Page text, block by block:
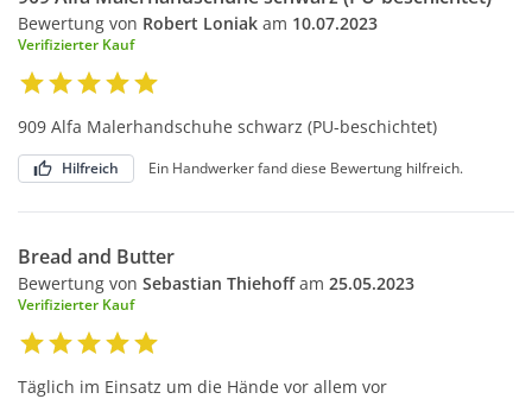
Bewertung von Robert Loniak am 10.07.2023
Verifizierter Kauf
909 Alfa Malerhandschuhe schwarz (PU-beschichtet)
Hilfreich Ein Handwerker fand diese Bewertung hilfreich.
Bread and Butter
Bewertung von Sebastian Thiehoffam 25.05.2023
Verifizierter Kauf
Täglich im Einsatz um die Hände vor allem vor